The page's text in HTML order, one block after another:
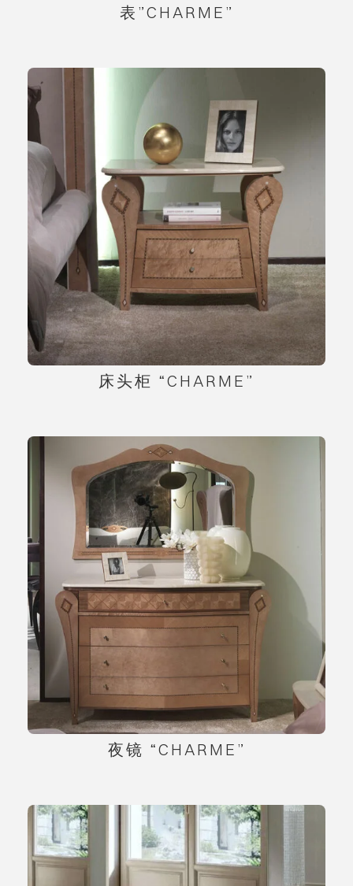
表”CHARME”
床头柜 “CHARME”
夜镜 “CHARME”